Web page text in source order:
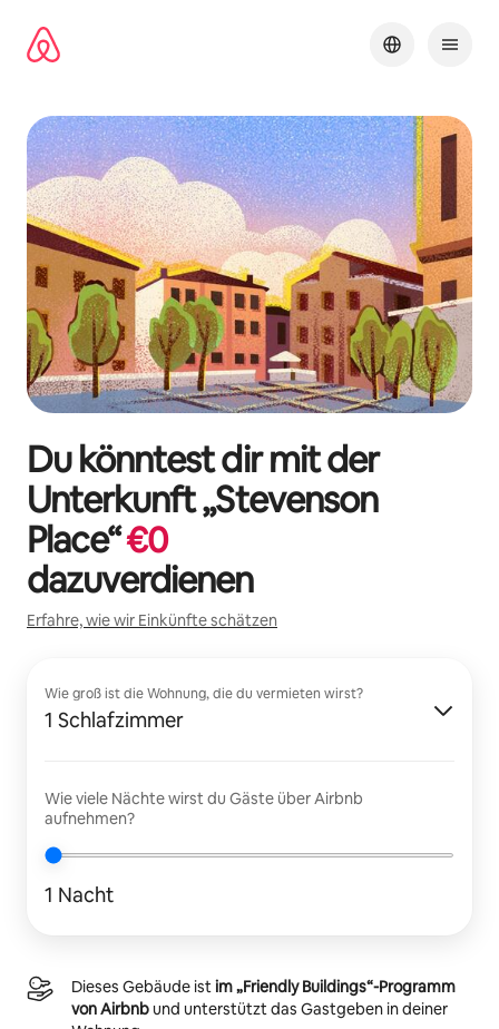
Inhalten
springen
Du könntest dir mit der
Unterkunft „Stevenson
Place“€0
dazuverdienen
Erfahre, wie wir Einkünfte schätzen
Wie groß ist die Wohnung, die du vermieten wirst?
1 Schlafzimmer
Wie viele Nächte wirst du Gäste über Airbnb
aufnehmen?
1 Nacht
Dieses Gebäude istim „Friendly Buildings“-Programm
von Airbnbund unterstützt das Gastgeben in deiner